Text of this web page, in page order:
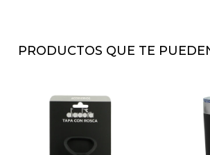
PRODUCTOS QUE TE